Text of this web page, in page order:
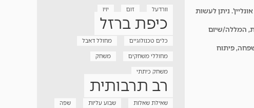
ניתן לעשות
המללה/שיום
פיתוח
וורדעל
זום יויו
כיפת ברזל
כלים טכנולוגיים
מחולל דאבל
מחוללי משחקים
משחק
משחק כיתתי
רב תרבותית
שאילת שאלות שבוע עליות
שפה